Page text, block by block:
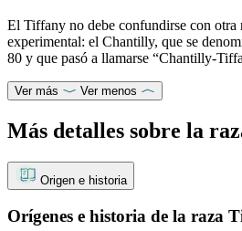
El Tiffany no debe confundirse con otra
experimental: el Chantilly, que se
80 y que pasó a llamarse “Chantilly-
Ver más Ver menos
Más detalles sobre la
Origen e historia
Orígenes e historia de la raza